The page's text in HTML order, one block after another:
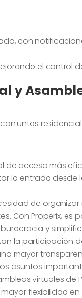
con
el control
y
de acceso más
la entrada desde
de
Con Properix, es
y
la participación
mayor
asuntos
virtuales de
flexibilidad